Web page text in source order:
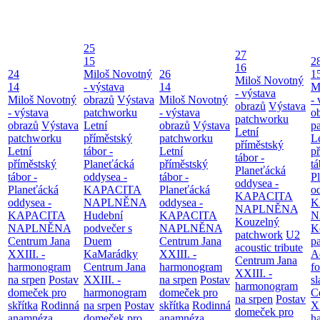
24
14
Miloš Novotný
- výstava
obrazů Výstava
patchworku
Letní
příměstský
tábor -
Planeťácká
oddysea -
KAPACITA
NAPLNĚNA
Centrum Jana
XXIII. -
harmonogram
na srpen Postav
domeček pro
skřítka Rodinná
25
15
Miloš Novotný
- výstava
obrazů Výstava
patchworku
Letní
příměstský
tábor -
Planeťácká
oddysea -
KAPACITA
NAPLNĚNA
Hudební
podvečer s
Duem
KaMarádky
Centrum Jana
XXIII. -
harmonogram
na srpen Postav
26
14
Miloš Novotný
- výstava
obrazů Výstava
patchworku
Letní
příměstský
tábor -
Planeťácká
oddysea -
KAPACITA
NAPLNĚNA
Centrum Jana
XXIII. -
harmonogram
na srpen Postav
domeček pro
skřítka Rodinná
27
16
Miloš Novotný
- výstava
obrazů Výstava
patchworku
Letní
příměstský
tábor -
Planeťácká
oddysea -
KAPACITA
NAPLNĚNA
Kouzelný
patchwork U2
acoustic tribute
Centrum Jana
XXIII. -
harmonogram
na srpen Postav
domeček pro
-